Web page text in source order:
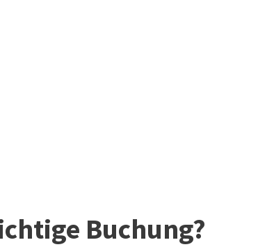
Buchung?